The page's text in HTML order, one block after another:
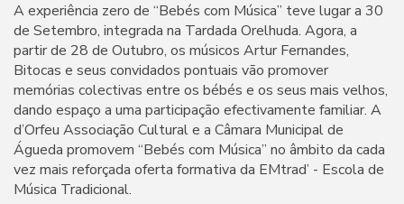
A experiência zero de “Bebés com Música” teve lugar a 30
de Setembro, integrada na Tardada Orelhuda. Agora, a
partir de 28 de Outubro, os músicos Artur Fernandes,
Bitocas e seus convidados pontuais vão promover
memórias colectivas entre os bébés e os seus mais velhos,
dando espaço a uma participação efectivamente familiar. A
d’Orfeu Associação Cultural e a Câmara Municipal de
Águeda promovem “Bebés com Música” no âmbito da cada
vez mais reforçada oferta formativa da EMtrad’ - Escola de
Música Tradicional.